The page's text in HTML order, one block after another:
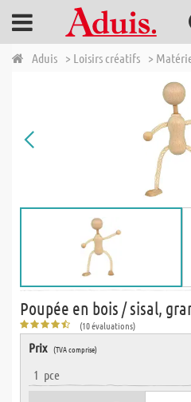
Aduis > Loisirs créatifs >
Poupée en bois / sisal,
(10 évaluations)
Prix (TVA comprise)
1 pce